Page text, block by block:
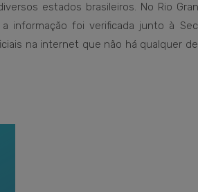
estados brasileiros. No Rio
a informação foi verificada junto à
na internet que não há qualquer